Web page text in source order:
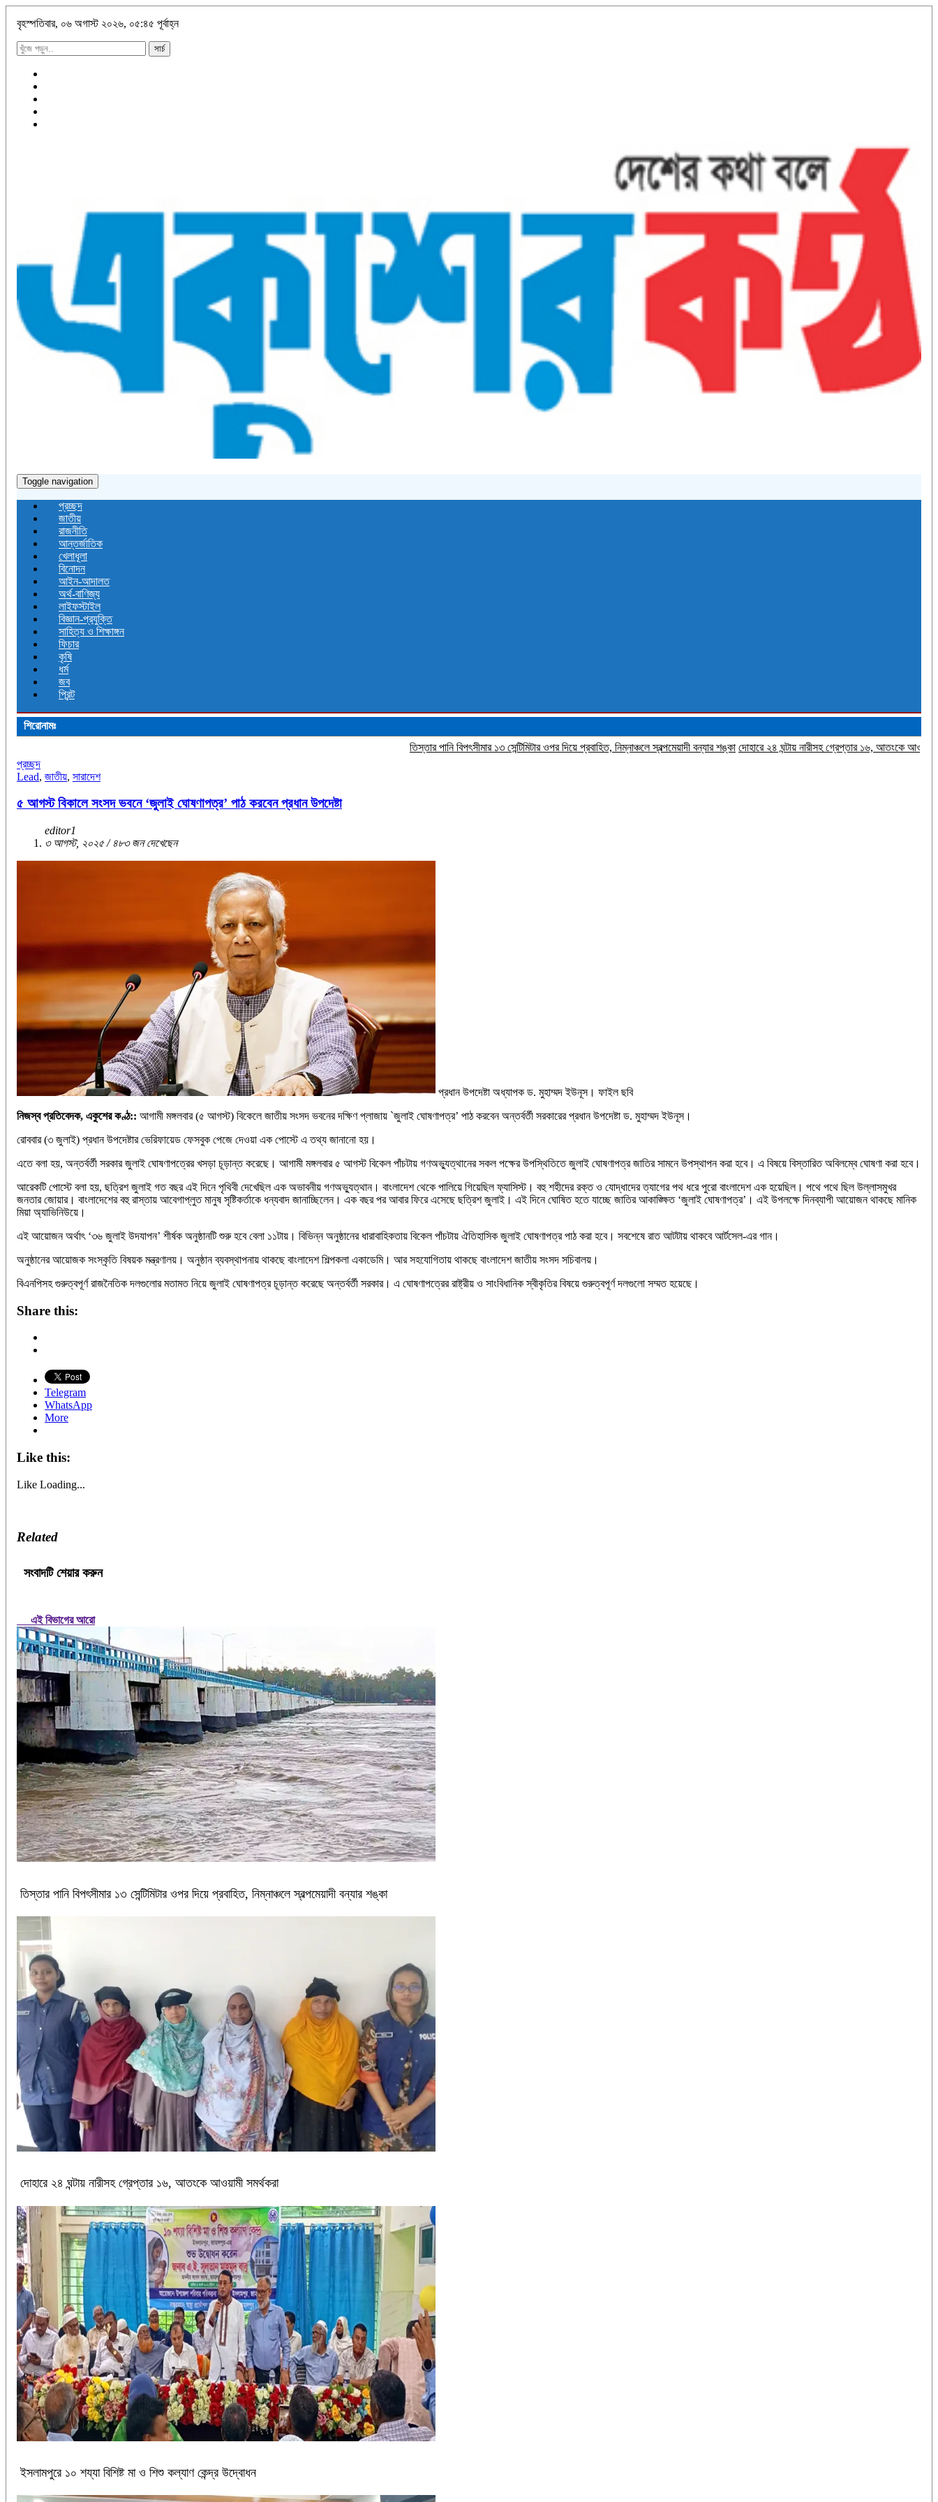
বৃহস্পতিবার, ০৬ অগাস্ট ২০২৬, ০৫:৪৫ পূর্বাহ্ন
সার্চ
Toggle navigation
প্রচ্ছদ
জাতীয়
রাজনীতি
আন্তর্জাতিক
খেলাধূলা
বিনোদন
আইন-আদালত
অর্থ-বাণিজ্য
লাইফস্টাইল
বিজ্ঞান-প্রযুক্তি
সাহিত্য ও শিক্ষাঙ্গন
ফিচার
কৃষি
ধর্ম
জব
প্রিন্ট
শিরোনামঃ
‎তিস্তার পানি বিপৎসীমার ১৩ সেন্টিমিটার ওপর দিয়ে প্রবাহিত, নিম্নাঞ্চলে স্বল্পমেয়াদী বন্যার শঙ্কা দোহারে ২৪ ঘন্টায় নারীসহ গ্রেপ্তার ১৬, আতংকে আওয়ামী সমর্থকরা
প্রচ্ছদ
Lead, জাতীয়, সারাদেশ
৫ আগস্ট বিকালে সংসদ ভবনে ‘জুলাই ঘোষণাপত্র’ পাঠ করবেন প্রধান উপদেষ্টা
editor1
৩ আগস্ট, ২০২৫ / ৪৮৩ জন দেখেছেন
প্রধান উপদেষ্টা অধ্যাপক ড. মুহাম্মদ ইউনূস। ফাইল ছবি
নিজস্ব প্রতিবেদক, একুশের কণ্ঠ:: আগামী মঙ্গলবার (৫ আগস্ট) বিকেলে জাতীয় সংসদ ভবনের দক্ষিণ প্লাজায় `জুলাই ঘোষণাপত্র’ পাঠ করবেন অন্তর্বর্তী সরকারের প্রধান উপদেষ্টা ড. মুহাম্মদ ইউনূস।
রোববার (৩ জুলাই) প্রধান উপদেষ্টার ভেরিফায়েড ফেসবুক পেজে দেওয়া এক পোস্টে এ তথ্য জানানো হয়।
এতে বলা হয়, অন্তর্বর্তী সরকার জুলাই ঘোষণাপত্রের খসড়া চূড়ান্ত করেছে। আগামী মঙ্গলবার ৫ আগস্ট বিকেল পাঁচটায় গণঅভ্যুত্থানের সকল পক্ষের উপস্থিতিতে জুলাই ঘোষণাপত্র জাতির সামনে উপস্থাপন করা হবে। এ বিষয়ে বিস্তারিত অবিলম্বে ঘোষণা করা হবে।
আরেকটি পোস্টে বলা হয়, ছত্রিশ জুলাই গত বছর এই দিনে পৃথিবী দেখেছিল এক অভাবনীয় গণঅভ্যুত্থান। বাংলাদেশ থেকে পালিয়ে গিয়েছিল ফ্যাসিস্ট। বহু শহীদের রক্ত ও যোদ্ধাদের ত্যাগের পথ ধরে পুরো বাংলাদেশ এক হয়েছিল। পথে পথে ছিল উল্লাসমুখর
জনতার জোয়ার। বাংলাদেশের বহু রাস্তায় আবেগাপ্লুত মানুষ সৃষ্টিকর্তাকে ধন্যবাদ জানাচ্ছিলেন। এক বছর পর আবার ফিরে এসেছে ছত্রিশ জুলাই। এই দিনে ঘোষিত হতে যাচ্ছে জাতির আকাঙ্ক্ষিত ‘জুলাই ঘোষণাপত্র’। এই উপলক্ষে দিনব্যাপী আয়োজন থাকছে মানিক
মিয়া অ্যাভিনিউয়ে।
এই আয়োজন অর্থাৎ ‘৩৬ জুলাই উদযাপন’ শীর্ষক অনুষ্ঠানটি শুরু হবে বেলা ১১টায়। বিভিন্ন অনুষ্ঠানের ধারাবাহিকতায় বিকেল পাঁচটায় ঐতিহাসিক জুলাই ঘোষণাপত্র পাঠ করা হবে। সবশেষে রাত আটটায় থাকবে আর্টসেল-এর গান।
অনুষ্ঠানের আয়োজক সংস্কৃতি বিষয়ক মন্ত্রণালয়। অনুষ্ঠান ব্যবস্থাপনায় থাকছে বাংলাদেশ শিল্পকলা একাডেমি। আর সহযোগিতায় থাকছে বাংলাদেশ জাতীয় সংসদ সচিবালয়।
বিএনপিসহ গুরুত্বপূর্ণ রাজনৈতিক দলগুলোর মতামত নিয়ে জুলাই ঘোষণাপত্র চূড়ান্ত করেছে অন্তর্বর্তী সরকার। এ ঘোষণাপত্রের রাষ্ট্রীয় ও সাংবিধানিক স্বীকৃতির বিষয়ে গুরুত্বপূর্ণ দলগুলো সম্মত হয়েছে।
Share this:
Telegram
WhatsApp
More
Like this:
Like Loading...
Related
সংবাদটি শেয়ার করুন
এই বিভাগের আরো
‎তিস্তার পানি বিপৎসীমার ১৩ সেন্টিমিটার ওপর দিয়ে প্রবাহিত, নিম্নাঞ্চলে স্বল্পমেয়াদী বন্যার শঙ্কা
দোহারে ২৪ ঘন্টায় নারীসহ গ্রেপ্তার ১৬, আতংকে আওয়ামী সমর্থকরা
ইসলামপুরে ১০ শয্যা বিশিষ্ট মা ও শিশু কল্যাণ কেন্দ্র উদ্বোধন